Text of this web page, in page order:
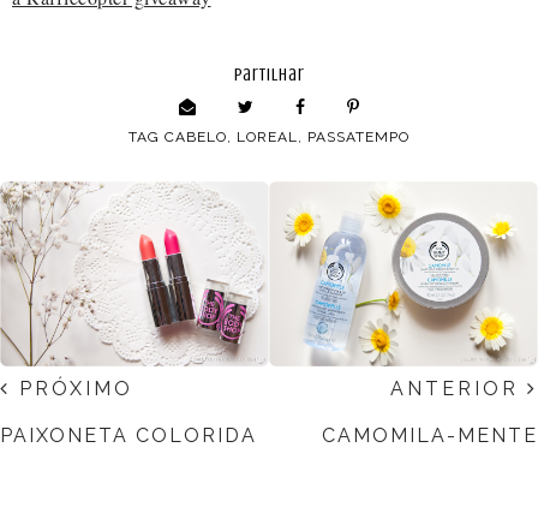
partilhar
TAG CABELO, LOREAL, PASSATEMPO
ANTERIOR
CAMOMILA-MENTE
PRÓXIMO
PAIXONETA COLORIDA